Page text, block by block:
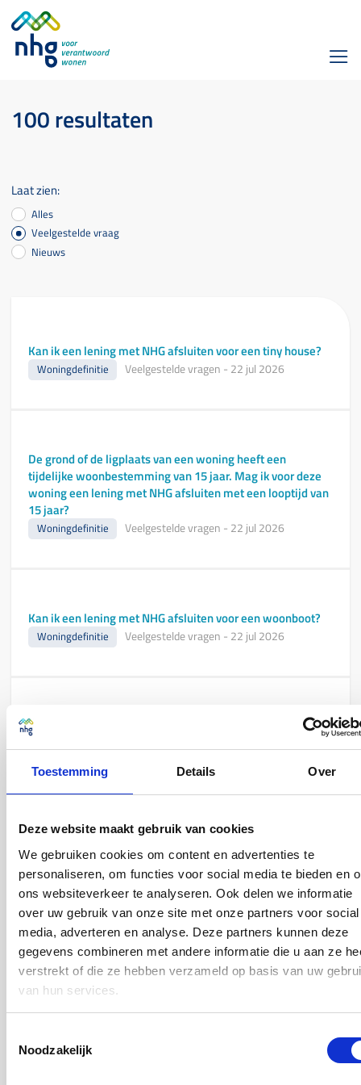
Toestemming Details Over
Deze website maakt gebruik van cookies
We gebruiken cookies om content en advertenties te
personaliseren, om functies voor social media te bieden en
ons websiteverkeer te analyseren. Ook delen we informatie
over uw gebruik van onze site met onze partners voor social
media, adverteren en analyse. Deze partners kunnen deze
gegevens combineren met andere informatie die u aan ze
verstrekt of die ze hebben verzameld op basis van uw
van hun services.
Noodzakelijk
100 resultaten
Laat zien:
Alles
Veelgestelde vraag
Nieuws
Kan ik een lening met NHG afsluiten voor een tiny house?
Woningdefinitie Veelgestelde vragen - 22 jul 2026
De grond of de ligplaats van een woning heeft een
tijdelijke woonbestemming van 15 jaar. Mag ik voor deze
woning een lening met NHG afsluiten met een looptijd van
15 jaar?
Woningdefinitie Veelgestelde vragen - 22 jul 2026
Kan ik een lening met NHG afsluiten voor een woonboot?
Woningdefinitie Veelgestelde vragen - 22 jul 2026
Moet ik de financiële lasten van een ligplaats meenemen
Hoe bepaal ik de NHG-grens bij een drijvende woning en
een ligplaats die niet in eigendom is?
Woningdefinitie Veelgestelde vragen-22 jul 2026
Geldt voor alle woningtypen dezelfde NHG-grens?
Woningdefinitie